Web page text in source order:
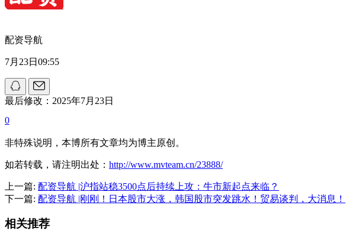
配资导航
7月23日09:55
最后修改：2025年7月23日
0
非特殊说明，本博所有文章均为博主原创。
如若转载，请注明出处： http://www.mvteam.cn/23888/
上一篇: 配资导航 |沪指站稳3500点后持续上攻：牛市新起点来临？
下一篇: 配资导航 |刚刚！日本股市大涨，韩国股市突发跳水！贸易谈判，大消息！
相关推荐